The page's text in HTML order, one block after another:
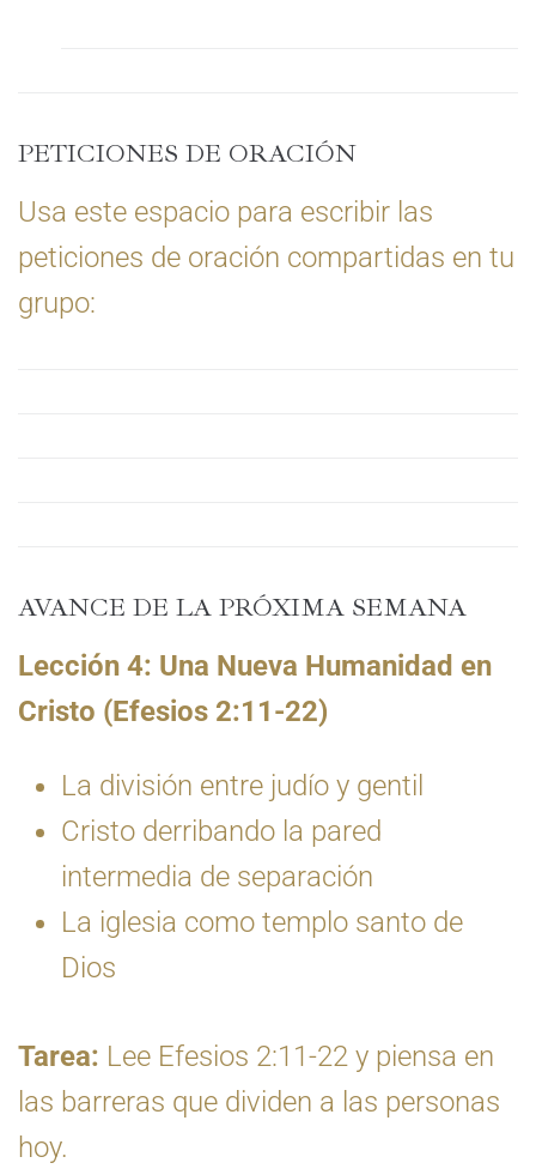
PETICIONES DE ORACIÓN
Usa este espacio para escribir las
peticiones de oración compartidas en tu
grupo:
AVANCE DE LA PRÓXIMA SEMANA
Lección 4: Una Nueva Humanidad en
Cristo (Efesios 2:11-22)
La división entre judío y gentil
Cristo derribando la pared
intermedia de separación
La iglesia como templo santo de
Dios
Tarea: Lee Efesios 2:11-22 y piensa en
las barreras que dividen a las personas
hoy.